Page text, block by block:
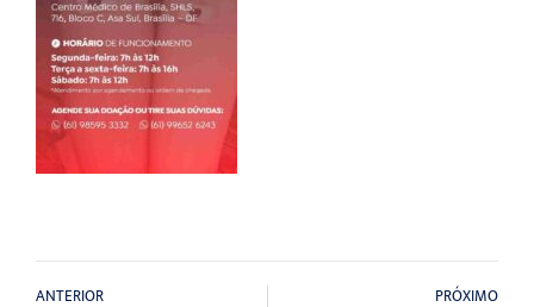
ANTERIOR PRÓXIMO